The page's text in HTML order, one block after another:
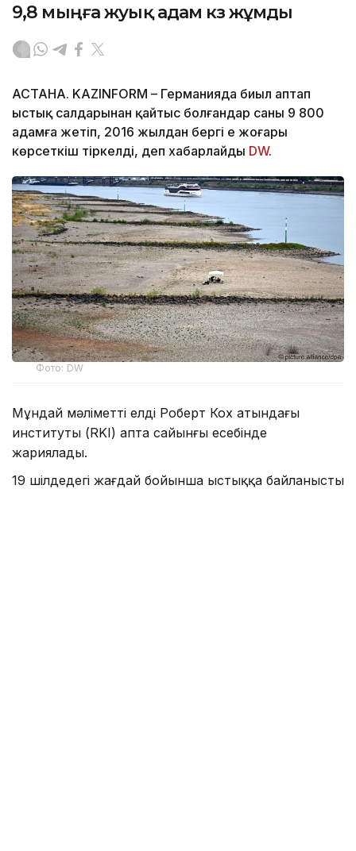
9,8 мыңға жуық адам көз жұмды
АСТАНА. KAZINFORM – Германияда биыл аптап
ыстық салдарынан қайтыс болғандар саны 9 800
адамға жетіп, 2016 жылдан бергі ең жоғары
көрсеткіш тіркелді, деп хабарлайды DW.
Фото: DW
Мұндай мәліметті елдің Роберт Кох атындағы
институты (RKI) апта сайынғы есебінде
жариялады.
19 шілдедегі жағдай бойынша ыстыққа байланысты